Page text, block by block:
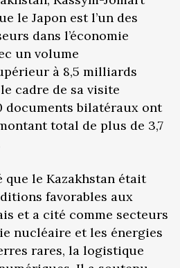
le Japon est l’un des
dans l’économie
un volume
à 8,5 milliards
cadre de sa visite
documents bilatéraux ont
total de plus de 3,7
que le Kazakhstan était
favorables aux
et a cité comme secteurs
nucléaire et les énergies
rares, la logistique